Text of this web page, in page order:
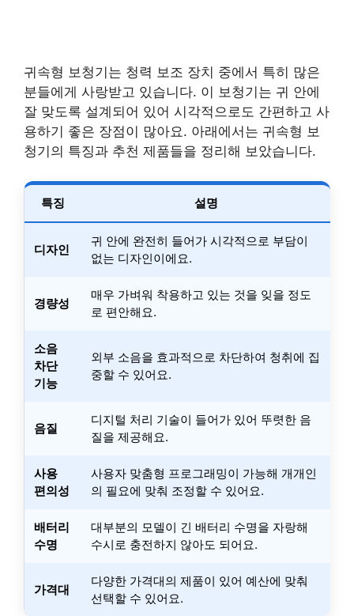
귀속형 보청기는 청력 보조 장치 중에서 특히 많은
분들에게 사랑받고 있습니다. 이 보청기는 귀 안에
잘 맞도록 설계되어 있어 시각적으로도 간편하고 사
용하기 좋은 장점이 많아요. 아래에서는 귀속형 보
청기의 특징과 추천 제품들을 정리해 보았습니다.
특징 설명
디자인
귀 안에 완전히 들어가 시각적으로 부담이
없는 디자인이에요.
경량성
매우 가벼워 착용하고 있는 것을 잊을 정도
로 편안해요.
소음
차단
기능
외부 소음을 효과적으로 차단하여 청취에 집
중할 수 있어요.
음질
디지털 처리 기술이 들어가 있어 뚜렷한 음
질을 제공해요.
사용
편의성
사용자 맞춤형 프로그래밍이 가능해 개개인
의 필요에 맞춰 조정할 수 있어요.
배터리
수명
대부분의 모델이 긴 배터리 수명을 자랑해
수시로 충전하지 않아도 되어요.
가격대
다양한 가격대의 제품이 있어 예산에 맞춰
선택할 수 있어요.